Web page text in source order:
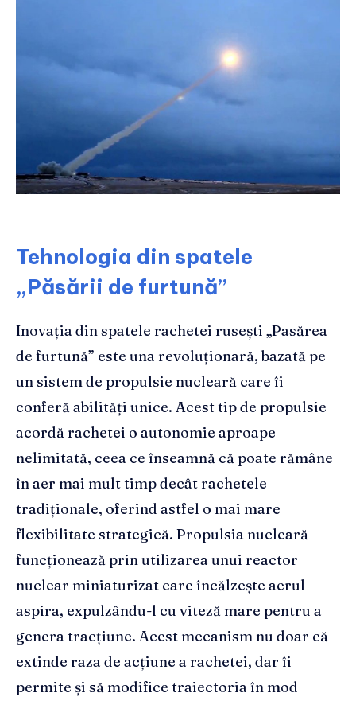
Tehnologia din spatele
„Păsării de furtună”
Inovația din spatele rachetei rusești „Pasărea
de furtună” este una revoluționară, bazată pe
un sistem de propulsie nucleară care îi
conferă abilități unice. Acest tip de propulsie
acordă rachetei o autonomie aproape
nelimitată, ceea ce înseamnă că poate rămâne
în aer mai mult timp decât rachetele
tradiționale, oferind astfel o mai mare
flexibilitate strategică. Propulsia nucleară
funcționează prin utilizarea unui reactor
nuclear miniaturizat care încălzește aerul
aspira, expulzându-l cu viteză mare pentru a
genera tracțiune. Acest mecanism nu doar că
extinde raza de acțiune a rachetei, dar îi
permite și să modifice traiectoria în mod